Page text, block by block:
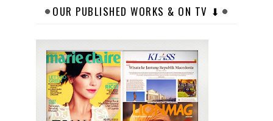
OUR PUBLISHED WORKS & ON TV ⬇︎